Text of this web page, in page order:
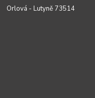
Orlová - Lutyně 73514